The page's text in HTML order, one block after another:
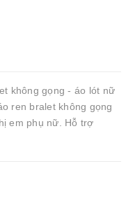
không gọng - áo lót nữ
ren bralet không gọng
em phụ nữ. Hỗ trợ